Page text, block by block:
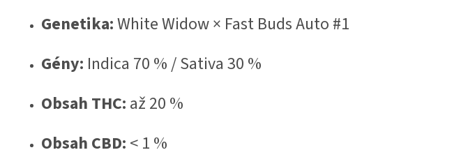
Genetika:White Widow × Fast Buds Auto #1
Gény: Indica 70 % / Sativa 30 %
Obsah THC: až 20 %
Obsah CBD: < 1 %